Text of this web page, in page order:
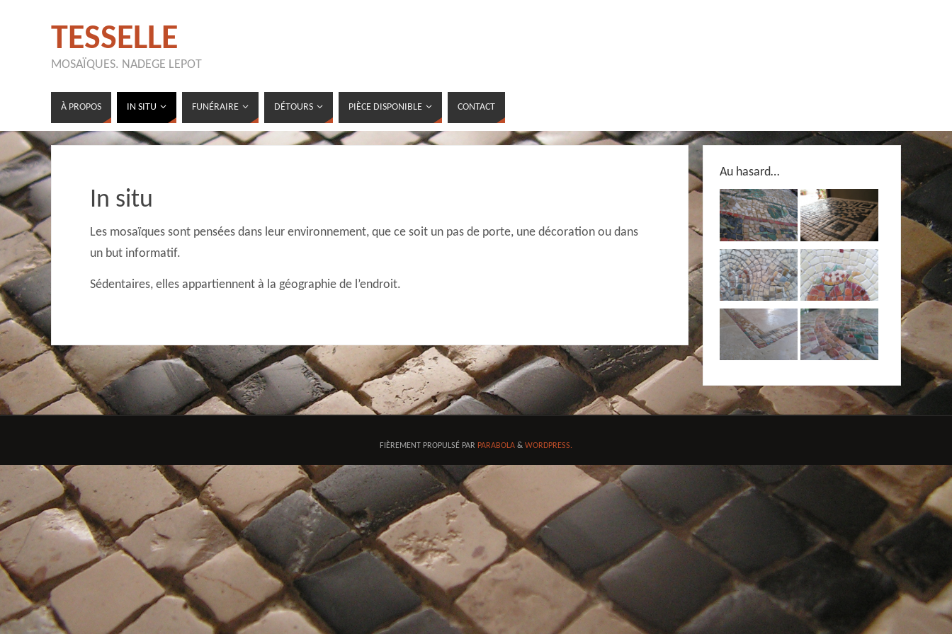
TESSELLE
MOSAÏQUES. NADEGE LEPOT
À PROPOS IN SITU FUNÉRAIRE DÉTOURS PIÈCE DISPONIBLE CONTACT
In situ
Les mosaïques sont pensées dans leur environnement, que ce soit un pas de porte, une décoration ou dans
un but informatif.
Sédentaires, elles appartiennent à la géographie de l’endroit.
Au hasard…
FIÈREMENT PROPULSÉ PAR PARABOLA & WORDPRESS.